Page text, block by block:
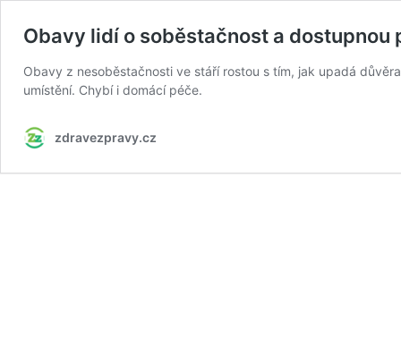
Obavy lidí o soběstačnost a dostupnou
Obavy z nesoběstačnosti ve stáří rostou s tím, jak upadá
umístění. Chybí i domácí péče.
zdravezpravy.cz